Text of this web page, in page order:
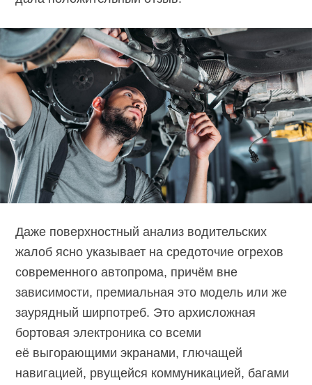
Даже поверхностный анализ водительских
жалоб ясно указывает на средоточие огрехов
современного автопрома, причём вне
зависимости, премиальная это модель или же
заурядный ширпотреб. Это архисложная
бортовая электроника со всеми
её выгорающими экранами, глючащей
навигацией, рвущейся коммуникацией, багами